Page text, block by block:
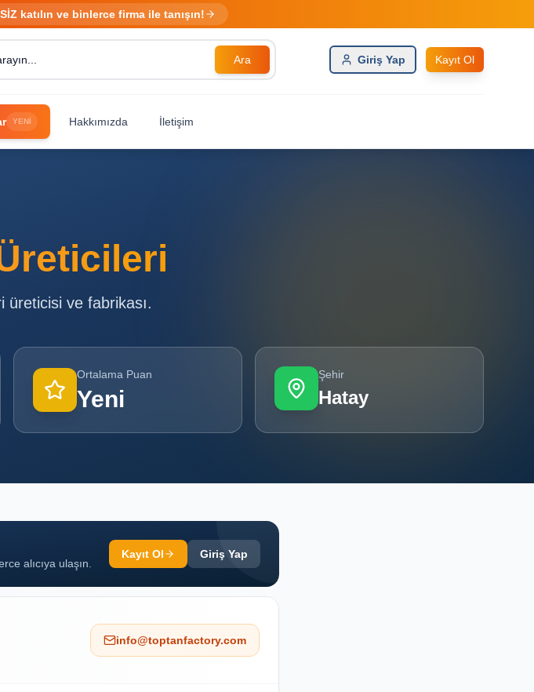
katılın ve binlerce firma ile tanışın!
Ara Giriş Yap Kayıt Ol
YENİ Hakkımızda İletişim
üreticisi ve fabrikası.
Ortalama Puan
Yeni
Şehir
Hatay
alıcıya ulaşın.
Kayıt Ol Giriş Yap
info@toptanfactory.com